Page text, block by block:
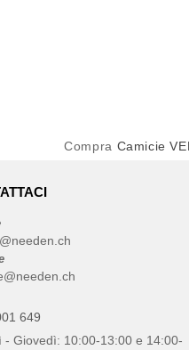
Compra Camicie
649
- Giovedì: 10:00-13:00 e 14:00-